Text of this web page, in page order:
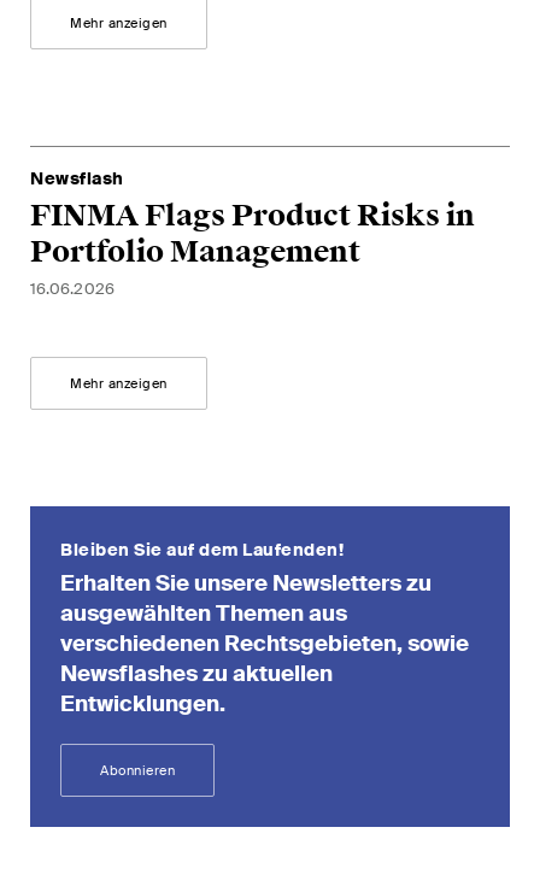
Mehr anzeigen
Newsflash
FINMA Flags Product Risks in
Portfolio Management
16.06.2026
Mehr anzeigen
Bleiben Sie auf dem Laufenden!
Erhalten Sie unsere Newsletters zu
ausgewählten Themen aus
verschiedenen Rechtsgebieten, sowie
Newsflashes zu aktuellen
Entwicklungen.
Abonnieren
Restrukturierungen und
Verwaltungsrecht und
öffentliche Beschaffungen
Wettbewerbs- & Kartellrecht
Wirtschaftsstrafrecht und
Compliance
Arbitration Case Alert
Monatliche E-Mail mit den
neuesten Updates und
Zusammenfassungen der
Rechtsprechung des
Schiedsverfahren.